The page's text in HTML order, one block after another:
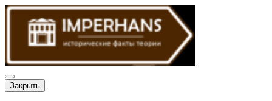
Закрыть